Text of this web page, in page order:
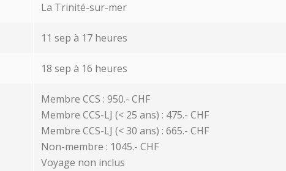
La Trinité-sur-mer
11 sep à 17 heures
18 sep à 16 heures
Membre CCS : 950.- CHF
Membre CCS-LJ (< 25 ans) : 475.- CHF
Membre CCS-LJ (< 30 ans) : 665.- CHF
Non-membre : 1045.- CHF
Voyage non inclus